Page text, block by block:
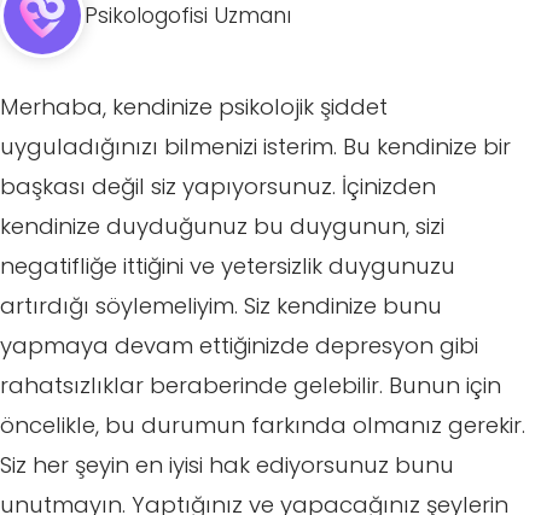
Psikologofisi Uzmanı
Merhaba, kendinize psikolojik şiddet
uyguladığınızı bilmenizi isterim. Bu kendinize bir
başkası değil siz yapıyorsunuz. İçinizden
kendinize duyduğunuz bu duygunun, sizi
negatifliğe ittiğini ve yetersizlik duygunuzu
artırdığı söylemeliyim. Siz kendinize bunu
yapmaya devam ettiğinizde depresyon gibi
rahatsızlıklar beraberinde gelebilir. Bunun için
öncelikle, bu durumun farkında olmanız gerekir.
Siz her şeyin en iyisi hak ediyorsunuz bunu
unutmayın. Yaptığınız ve yapacağınız şeylerin